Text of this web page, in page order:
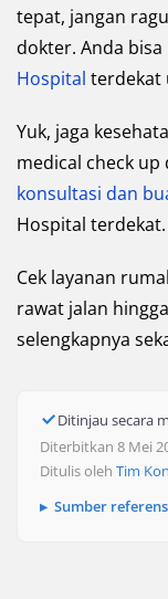
tepat, jangan
dokter. Anda
Hospital terdekat
Yuk, jaga
medical check
konsultasi dan
Hospital terdekat.
Cek layanan
rawat jalan
selengkapnya
Ditinjau secara
Diterbitkan 8 Mei
Ditulis oleh Tim
Sumber